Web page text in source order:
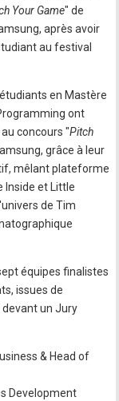
Your Game" de
après avoir
au festival
en Mastère
ont
concours "Pitch
grâce à leur
mêlant plateforme
Inside et Little
de Tim
équipes finalistes
issues de
devant un Jury
& Head of
Development